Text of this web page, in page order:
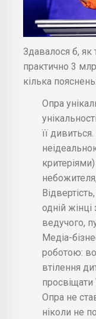
Здавалося б, як
практично 3
кілька пояснень:
Опра
її
одній жінці
ведучого,
Медіа-
роботою:
втілення
просвіщати
Опра не
ніколи не